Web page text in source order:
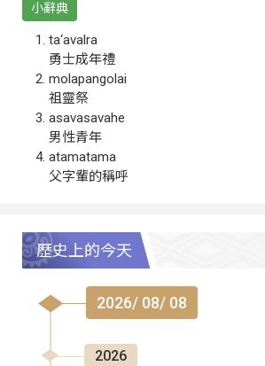
小辭典
ta‘avalra
勇士成年禮
molapangolai
祖靈祭
asavasavahe
男性青年
atamatama
父字輩的稱呼
歷史上的今天
2026/ 08/ 08
2026